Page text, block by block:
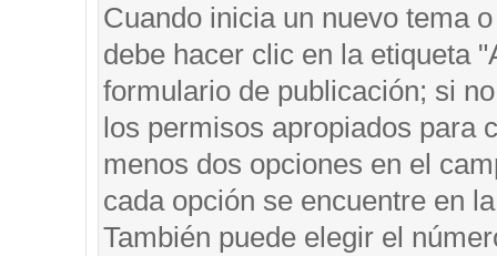
Cuando inicia un nuevo tema
debe hacer clic en la etiqueta
formulario de publicación; si
los permisos apropiados para
menos dos opciones en el
cada opción se encuentre en
También puede elegir el